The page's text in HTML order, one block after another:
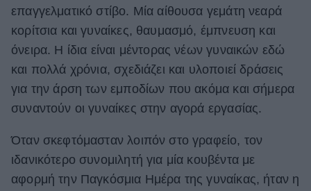
επαγγελματικό στίβο. Μία αίθουσα γεμάτη νεαρά
κορίτσια και γυναίκες, θαυμασμό, έμπνευση και
όνειρα. Η ίδια είναι μέντορας νέων γυναικών εδώ
και πολλά χρόνια, σχεδιάζει και υλοποιεί δράσεις
για την άρση των εμποδίων που ακόμα και σήμερα
συναντούν οι γυναίκες στην αγορά εργασίας.
Όταν σκεφτόμασταν λοιπόν στο γραφείο, τον
ιδανικότερο συνομιλητή για μία κουβέντα με
αφορμή την Παγκόσμια Ημέρα της γυναίκας, ήταν η